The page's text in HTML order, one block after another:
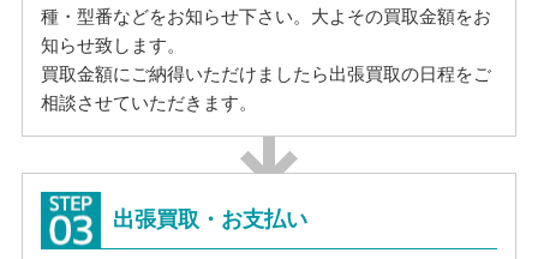
種・型番などをお知らせ下さい。大よその買取金額をお
知らせ致します。
買取金額にご納得いただけましたら出張買取の日程をご
相談させていただきます。
出張買取・お支払い